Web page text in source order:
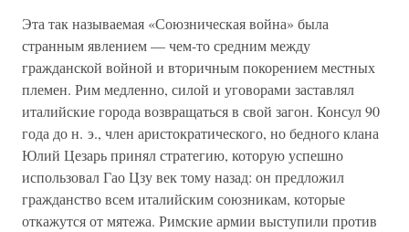
Эта так называемая «Союзническая война» была
странным явлением — чем-то средним между
гражданской войной и вторичным покорением местных
племен. Рим медленно, силой и уговорами заставлял
италийские города возвращаться в свой загон. Консул 90
года до н. э., член аристократического, но бедного клана
Юлий Цезарь принял стратегию, которую успешно
использовал Гао Цзу век тому назад: он предложил
гражданство всем италийским союзникам, которые
откажутся от мятежа. Римские армии выступили против